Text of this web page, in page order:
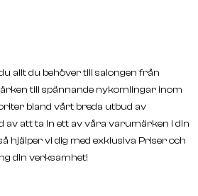
allt du behöver till salongen från
till spännande nykomlingar inom
bland vårt breda utbud av
av att ta in ett av våra varumärken i din
hjälper vi dig med exklusiva Priser och
din verksamhet!